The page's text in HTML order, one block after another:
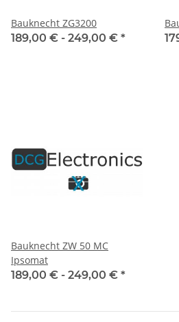
Bauknecht ZG3200
189,00 € - 249,00 € *
Bauknecht ZW 50 MC
Ipsomat
189,00 € - 249,00 € *